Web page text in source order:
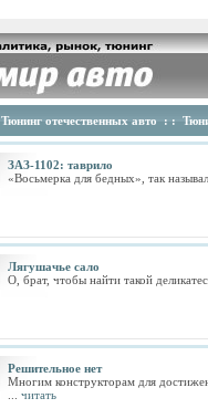
Тюнинг отечественных авто : :
ЗАЗ-1102: таврило
«Восьмерка для бедных», так
Лягушачье сало
О, брат, чтобы найти такой
Решительное нет
Многим конструкторам для
читать